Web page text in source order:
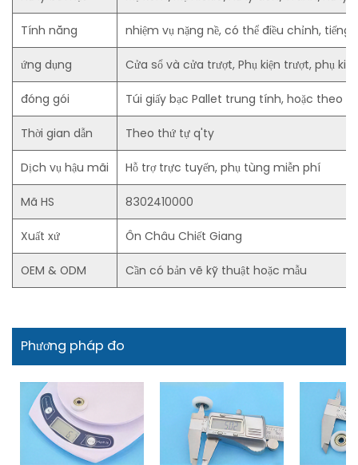
Tính năng nhiệm vụ nặng nề, có thể điều chỉnh,
ứng dụng Cửa sổ và cửa trượt, Phụ kiện trượt, phụ
đóng gói Túi giấy bạc Pallet trung tính, hoặc theo
Thời gian dẫn Theo thứ tự q'ty
Dịch vụ hậu mãi Hỗ trợ trực tuyến, phụ tùng miễn phí
Mã HS 8302410000
Xuất xứ Ôn Châu Chiết Giang
OEM & ODM Cần có bản vẽ kỹ thuật hoặc mẫu
Phương pháp đo